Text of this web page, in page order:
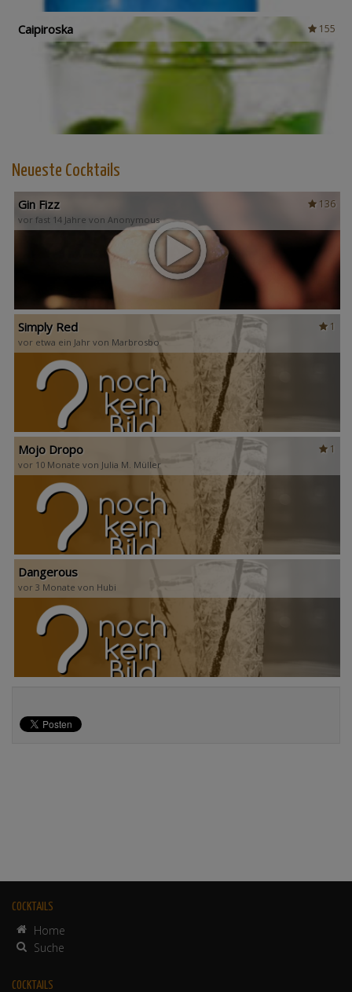
155
Caipiroska
Neueste Cocktails
136
Gin Fizz
vor fast 14 Jahre von Anonymous
1
Simply Red
vor etwa ein Jahr von Marbrosbo
1
Mojo Dropo
vor 10 Monate von Julia M. Müller
Dangerous
vor 3 Monate von Hubi
COCKTAILS
Home
Suche
COCKTAILS